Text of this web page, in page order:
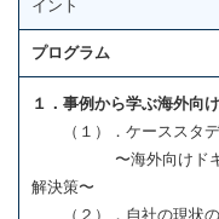
イント
プログラム
１．事例から学ぶ海外向
（１）．ケーススタデ
〜海外向けドキュメ
解決策〜
（２）．自社の現状の